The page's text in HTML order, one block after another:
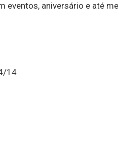
eventos, aniversário e até
14